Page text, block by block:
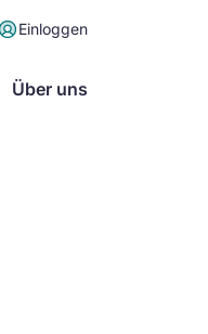
Einloggen
Über uns